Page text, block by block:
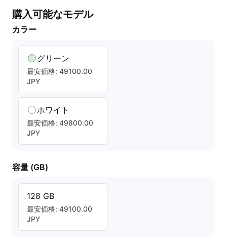
購入可能なモデル
カラー
グリーン
最安価格: 49100.00
JPY
ホワイト
最安価格: 49800.00
JPY
容量 (GB)
128 GB
最安価格: 49100.00
JPY